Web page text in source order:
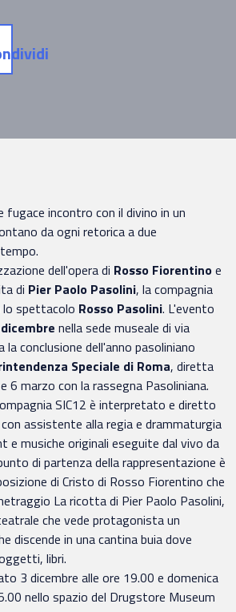
incontro con il divino in un
da ogni retorica a due
dell'opera di Rosso Fiorentinoe
di Pier Paolo Pasolini, la compagnia
lo spettacolo Rosso Pasolini. L'evento
nella sede museale di via
conclusione dell'anno pasoliniano
Speciale di Roma, diretta
6 marzo con la rassegna Pasoliniana.
SIC12 è interpretato e diretto
assistente alla regia e drammaturgia
e musiche originali eseguite dal vivo da
di partenza della rappresentazione è
di Cristo di Rosso Fiorentino che
La ricotta di Pier Paolo Pasolini,
che vede protagonista un
discende in una cantina buia dove
libri.
3 dicembre alle ore 19.00 e domenica
nello spazio del Drugstore Museum